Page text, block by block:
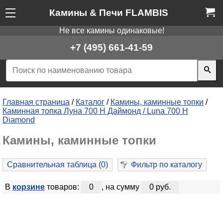
Камины & Печи FLAMBIS
Не все камины одинаковые!
+7 (495) 661-41-59
Главная страница / Каталог / Камины, каминные топки /
Каминная топка Луна 700 H Даймонд / Luna 700 H
Diamond
Камины, каминные топки
Сравнительная таблица (0) Фильтр по каталогу
В корзинетоваров: 0 , на сумму 0 руб.